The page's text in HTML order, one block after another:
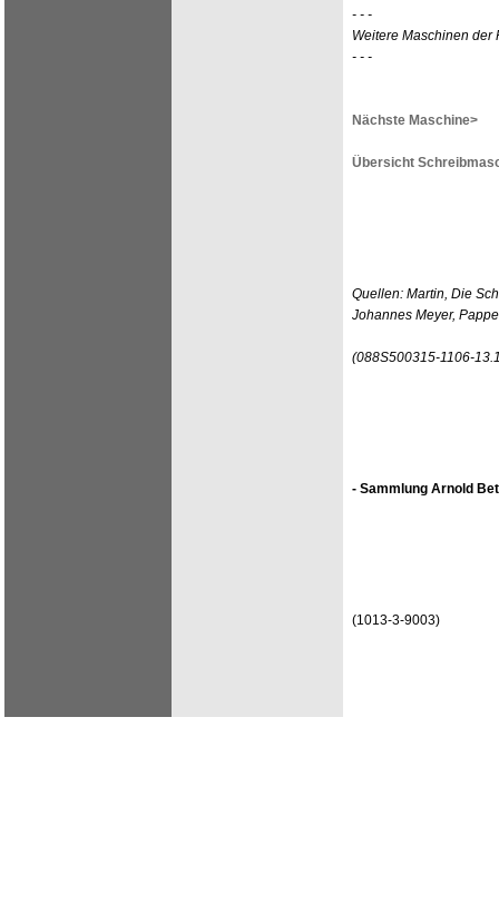
- - -
Weitere Maschinen der
- - -
Nächste Maschine>
Übersicht
Quellen: Martin, Die
Johannes Meyer,
(088S500315-1106-
- Sammlung Arnold
(1013-3-9003)